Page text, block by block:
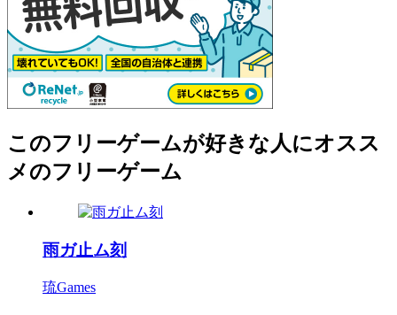
このフリーゲームが好きな人にオスス
メのフリーゲーム
雨ガ止ム刻
琉Games